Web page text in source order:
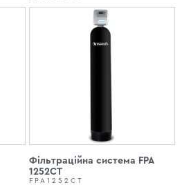
Фільтраційна система FPA
1252CT
FPA1252CT